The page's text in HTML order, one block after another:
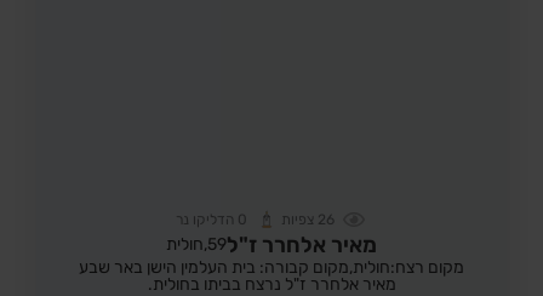
26 צפיות 0 הדליקו נר
מאיר אלחרר ז"ל59, חולית
מקום רצח:חולית,מקום קבורה: בית העלמין הישן באר שבע
מאיר אלחרר ז"ל נרצח בביתו בחולית.